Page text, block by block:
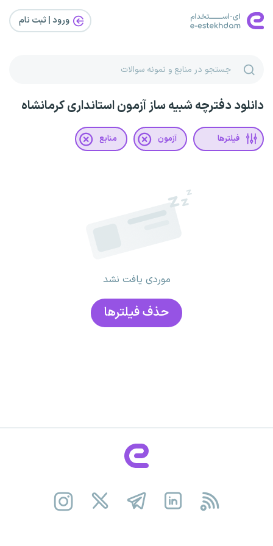
ورود | ثبت‌ نام
دانلود دفترچه شبیه ساز آزمون استانداری کرمانشاه
فیلترها آزمون منابع
موردی یافت نشد
حذف فیلتر‌ها